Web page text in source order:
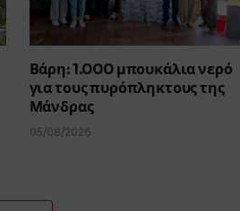
Βάρη: 1.000 μπουκάλια νερό
για τους πυρόπληκτους της
Μάνδρας
05/08/2026